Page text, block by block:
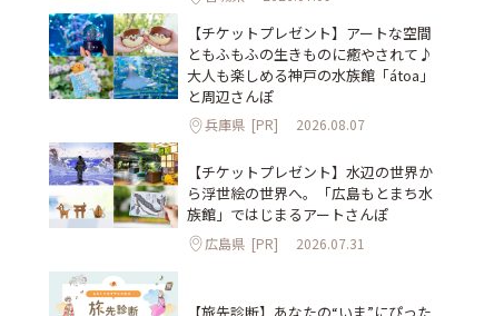
【チケットプレゼント】アートな空間
ともふもふの生きものに癒やされて♪
大人も楽しめる神戸の水族館「átoa」
と周辺さんぽ
兵庫県 [PR] 2026.08.07
【チケットプレゼント】水辺の世界か
ら浮世絵の世界へ。「広島もとまち水
族館」ではじまるアートさんぽ
広島県 [PR] 2026.07.31
【旅先診断】あなたの“いま”にぴった